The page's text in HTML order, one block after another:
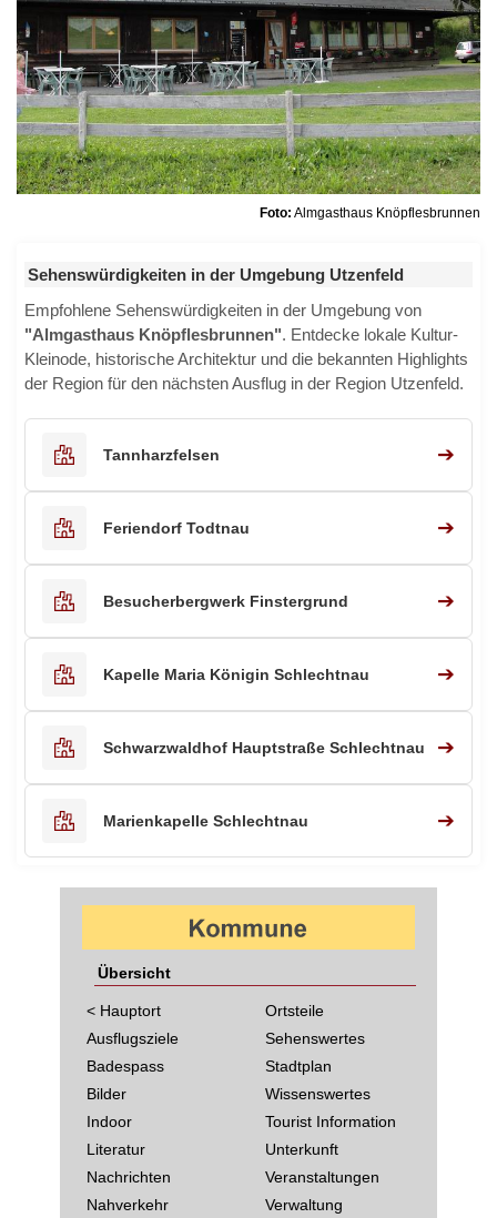
Foto: Almgasthaus Knöpflesbrunnen
Sehenswürdigkeiten in der Umgebung Utzenfeld
Empfohlene Sehenswürdigkeiten in der Umgebung von
"Almgasthaus Knöpflesbrunnen". Entdecke lokale Kultur-
Kleinode, historische Architektur und die bekannten Highlights
der Region für den nächsten Ausflug in der Region Utzenfeld.
Tannharzfelsen ➔
Feriendorf Todtnau ➔
Besucherbergwerk Finstergrund ➔
Kapelle Maria Königin Schlechtnau ➔
Schwarzwaldhof Hauptstraße Schlechtnau ➔
Marienkapelle Schlechtnau ➔
Übersicht
< Hauptort
Ausflugsziele
Badespass
Bilder
Indoor
Literatur
Nachrichten
Nahverkehr
Ortsteile
Sehenswertes
Stadtplan
Wissenswertes
Tourist Information
Unterkunft
Veranstaltungen
Verwaltung